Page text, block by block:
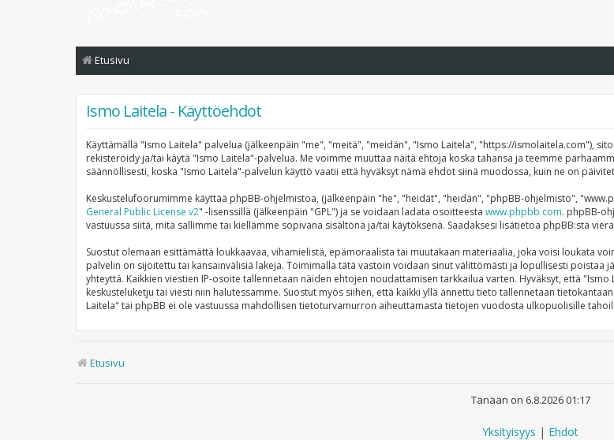
Etusivu
Ismo Laitela - Käyttöehdot
Käyttämällä "Ismo Laitela" palvelua (jälkeenpäin "me", "meitä", "meidän", "Ismo Laitela", "https://ismolaitela.com"),
rekisteröidy ja/tai käytä "Ismo Laitela"-palvelua. Me voimme muuttaa näitä ehtoja koska tahansa ja teemme
säännöllisesti, koska "Ismo Laitela"-palvelun käyttö vaatii että hyväksyt nämä ehdot siinä muodossa, kuin ne on
Keskustelufoorumimme käyttää phpBB-ohjelmistoa, (jälkeenpäin "he", "heidät", "heidän", "phpBB-ohjelmisto",
General Public License v2" -lisenssillä (jälkeenpäin "GPL") ja se voidaan ladata osoitteesta www.phpbb.com. phpBB-
vastuussa siitä, mitä sallimme tai kiellämme sopivana sisältönä ja/tai käytöksenä. Saadaksesi lisätietoa phpBB:stä
Suostut olemaan esittämättä loukkaavaa, vihamielistä, epämoraalista tai muutakaan materiaalia, joka voisi loukata
palvelin on sijoitettu tai kansainvälisiä lakeja. Toimimalla tätä vastoin voidaan sinut välittömästi ja lopullisesti
yhteyttä. Kaikkien viestien IP-osoite tallennetaan näiden ehtojen noudattamisen tarkkailua varten. Hyväksyt, että
keskusteluketju tai viesti niin halutessamme. Suostut myös siihen, että kaikki yllä annettu tieto tallennetaan
Laitela" tai phpBB ei ole vastuussa mahdollisen tietoturvamurron aiheuttamasta tietojen vuodosta ulkopuolisille
Etusivu
Tänään on 6.8.2026 01:17
Yksityisyys | Ehdot